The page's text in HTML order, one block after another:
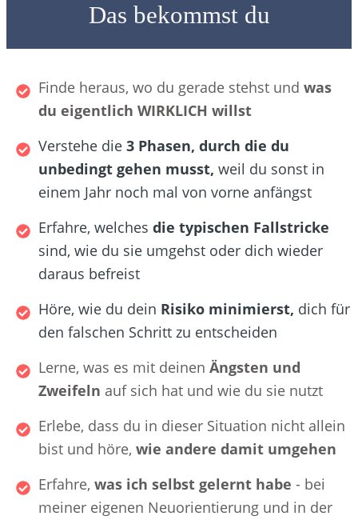
Das bekommst du
Finde heraus, wo du gerade stehst und was
du eigentlich WIRKLICH willst
Verstehe die 3 Phasen, durch die du
unbedingt gehen musst, weil du sonst in
einem Jahr noch mal von vorne anfängst
Erfahre, welches die typischen Fallstricke
sind, wie du sie umgehst oder dich wieder
daraus befreist
Höre, wie du dein Risiko minimierst, dich für
den falschen Schritt zu entscheiden
Lerne, was es mit deinen Ängsten und
Zweifeln auf sich hat und wie du sie nutzt
Erlebe, dass du in dieser Situation nicht allein
bist und höre, wie andere damit umgehen
Erfahre, was ich selbst gelernt habe - bei
meiner eigenen Neuorientierung und in der